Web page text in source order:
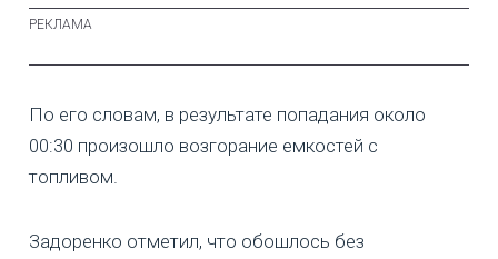
По его словам, в результате попадания около
00:30 произошло возгорание емкостей с
топливом.
Задоренко отметил, что обошлось без